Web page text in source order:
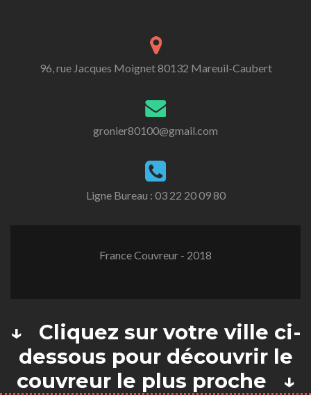
96, rue Jacques Moignet 80132 Mareuil-Caubert
gronier80100@gmail.com
Ligne Bureau : 03 22 20 09 80
France Couvreur - 2018
↓ Cliquez sur votre ville ci-
dessous pour découvrir le
couvreur le plus proche ↓